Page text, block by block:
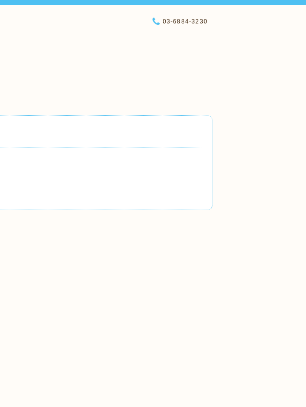
03-6884-3230